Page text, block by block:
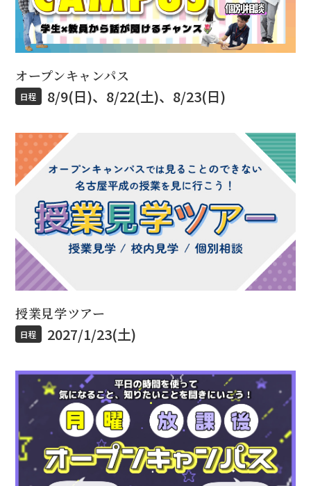
オープンキャンパス
日程 8/9(日)、8/22(土)、8/23(日)
授業見学ツアー
日程 2027/1/23(土)